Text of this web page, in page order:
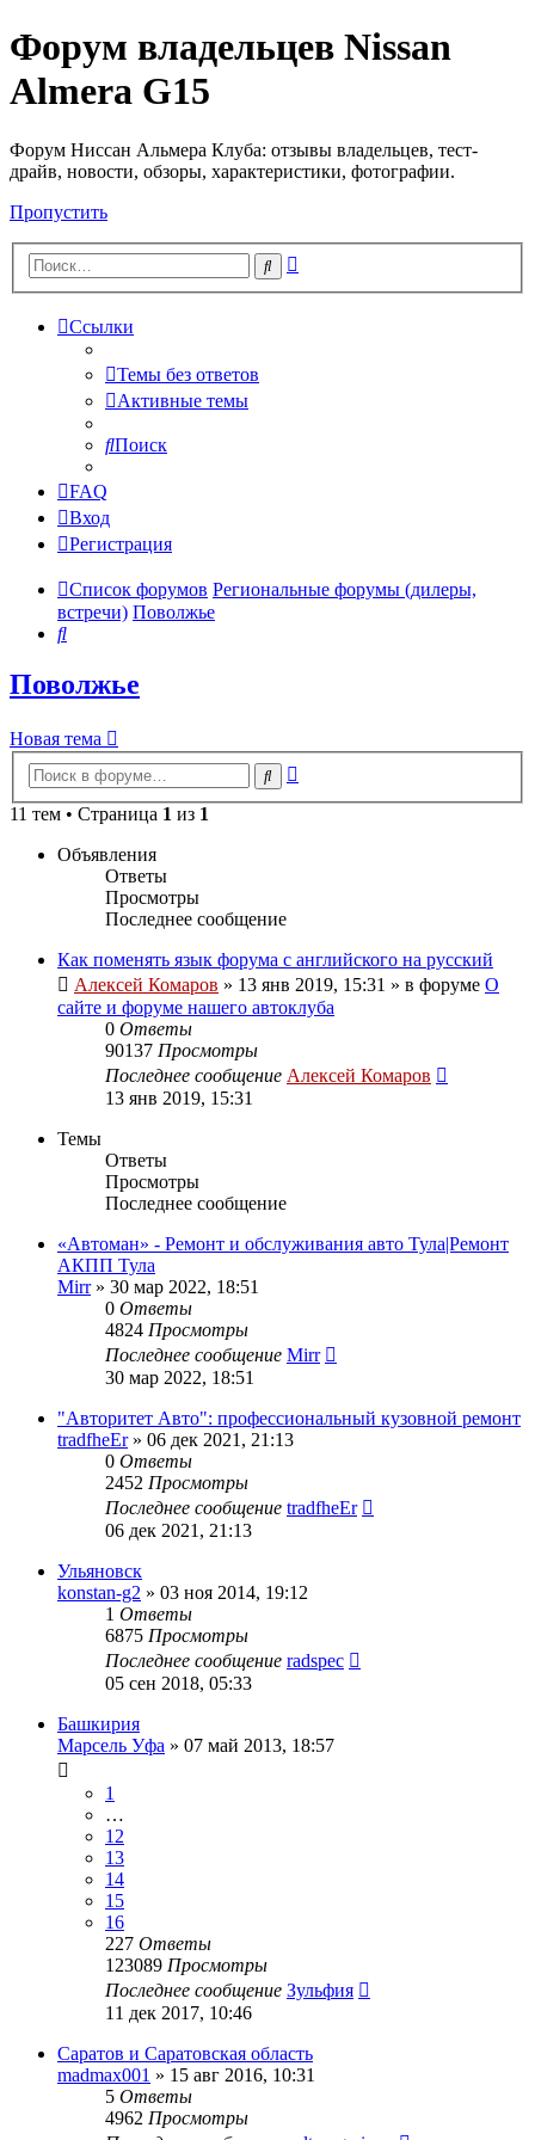
Форум владельцев Nissan
Almera G15
Форум Ниссан Альмера Клуба: отзывы владельцев, тест-
драйв, новости, обзоры, характеристики, фотографии.
Пропустить
Поиск
Ссылки
Темы без ответов
Активные темы
Поиск
FAQ
Вход
Регистрация
Список форумов Региональные форумы (дилеры,
встречи) Поволжье
Поиск
Поволжье
Новая тема
Поиск
11 тем • Страница 1 из 1
Объявления
Ответы
Просмотры
Последнее сообщение
Как поменять язык форума с английского на русский
Алексей Комаров » 13 янв 2019, 15:31 » в форуме О
сайте и форуме нашего автоклуба
0 Ответы
90137 Просмотры
Последнее сообщение Алексей Комаров
13 янв 2019, 15:31
Темы
Ответы
Просмотры
Последнее сообщение
«Автоман» - Ремонт и обслуживания авто Тула|Ремонт
АКПП Тула
Mirr» 30 мар 2022, 18:51
0 Ответы
4824 Просмотры
Последнее сообщение Mirr
30 мар 2022, 18:51
"Авторитет Авто": профессиональный кузовной ремонт
tradfheEr» 06 дек 2021, 21:13
0 Ответы
2452 Просмотры
Последнее сообщение tradfheEr
06 дек 2021, 21:13
Ульяновск
konstan-g2 » 03 ноя 2014, 19:12
1 Ответы
6875 Просмотры
Последнее сообщение radspec
05 сен 2018, 05:33
Башкирия
Марсель Уфа » 07 май 2013, 18:57
1
…
12
13
14
15
16
227 Ответы
123089 Просмотры
Последнее сообщение Зульфия
11 дек 2017, 10:46
Саратов и Саратовская область
madmax001 » 15 авг 2016, 10:31
5 Ответы
4962 Просмотры